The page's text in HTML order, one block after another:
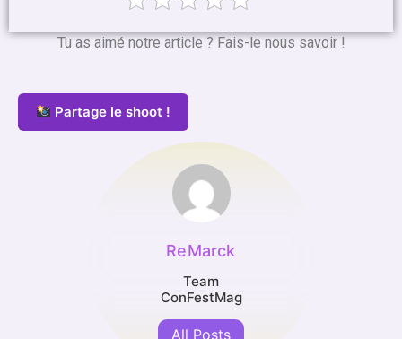
Tu as aimé notre article ? Fais-le nous savoir !
Partage le shoot !
ReMarck
Team
ConFestMag
All Posts